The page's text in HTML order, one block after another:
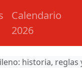
Calendario
2026
historia,